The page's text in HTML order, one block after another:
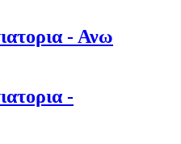
- Ανω
-